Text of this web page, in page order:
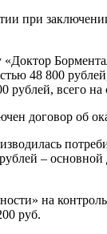
при
48 800
рублей, всего
договор об
–
на
руб.